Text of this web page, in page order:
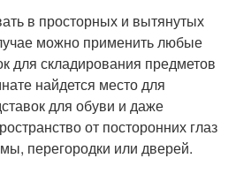
в просторных и вытянутых
можно применить любые
для складирования предметов
найдется место для
для обуви и даже
от посторонних глаз
перегородки или дверей.